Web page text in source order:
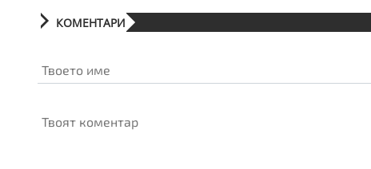
КОМЕНТАРИ
Твоето име
Твоят коментар